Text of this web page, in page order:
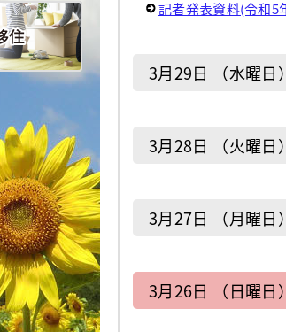
定住・移住
記者発表資料(令和5
3月29日 （水曜日）
3月28日 （火曜日）
3月27日 （月曜日）
3月26日 （日曜日）